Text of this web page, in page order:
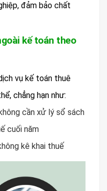
đảm bảo chất
kế toán theo
vụ kế toán thuê
chẳng hạn như:
cần xử lý sổ sách
cuối năm
kê khai thuế